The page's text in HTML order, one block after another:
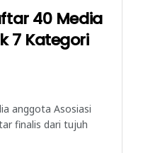
40 Media
7 Kategori
anggota Asosiasi
finalis dari tujuh